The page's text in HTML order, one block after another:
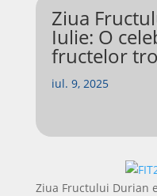
Ziua
Iulie: O
fructelor
iul. 9, 2025
Ziua Fructului Durian